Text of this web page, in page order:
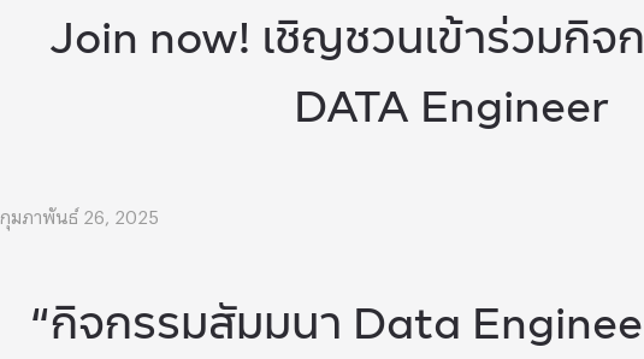
Join now! เชิญชวนเข้าร่วมกิจ
DATA Engineer
กุมภาพันธ์ 26, 2025
“กิจกรรมสัมมนา Data